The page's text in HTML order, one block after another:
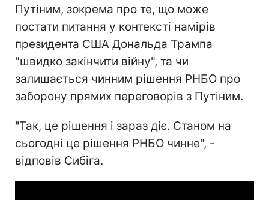
Путіним, зокрема про те, що може
постати питання у контексті намірів
президента США Дональда Трампа
"швидко закінчити війну", та чи
залишається чинним рішення РНБО про
заборону прямих переговорів з Путіним.
"Так, це рішення і зараз діє. Станом на
сьогодні це рішення РНБО чинне", -
відповів Сибіга.